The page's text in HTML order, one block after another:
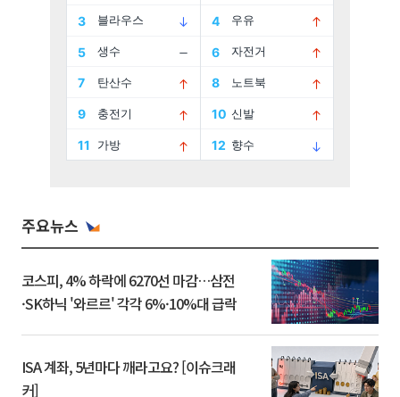
주요뉴스
코스피, 4% 하락에 6270선 마감…삼전
·SK하닉 '와르르' 각각 6%·10%대 급락
ISA 계좌, 5년마다 깨라고요? [이슈크래
커]